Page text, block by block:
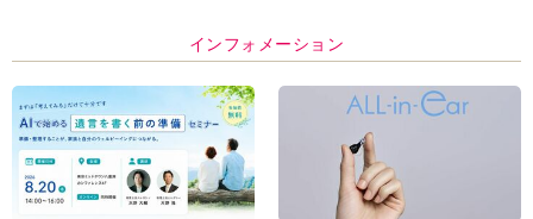
インフォメーション